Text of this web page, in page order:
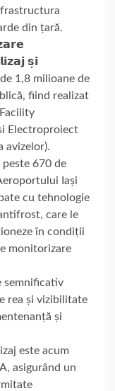
din țară.
𝘀̦𝗶
1,8 milioane de
fiind realizat
Electroproiect
avizelor).
670 de
Iași
cu tehnologie
care le
în condiții
monitorizare
semnificativ
rea și vizibilitate
și
este acum
asigurând un